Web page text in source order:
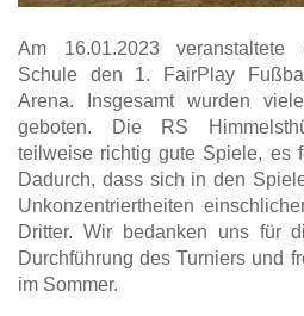
Am 16.01.2023 veranstaltete
Schule den 1. FairPlay
Arena. Insgesamt wurden
geboten. Die RS
teilweise richtig gute Spiele, es
Dadurch, dass sich in den
Unkonzentriertheiten
Dritter. Wir bedanken uns für
Durchführung des Turniers und
im Sommer.